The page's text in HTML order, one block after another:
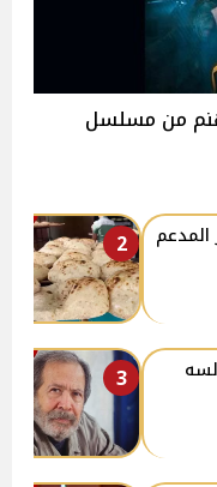
من مسلسل
2
المدعم
3